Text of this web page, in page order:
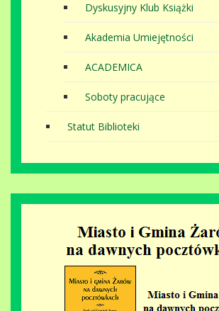
Dyskusyjny Klub Książki
Akademia Umiejętności
ACADEMICA
Soboty pracujące
Statut Biblioteki